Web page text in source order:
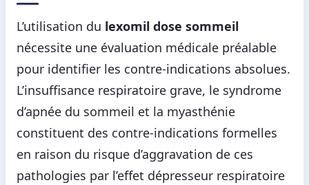
L’utilisation du lexomil dose sommeil
nécessite une évaluation médicale préalable
pour identifier les contre-indications absolues.
L’insuffisance respiratoire grave, le syndrome
d’apnée du sommeil et la myasthénie
constituent des contre-indications formelles
en raison du risque d’aggravation de ces
pathologies par l’effet dépresseur respiratoire